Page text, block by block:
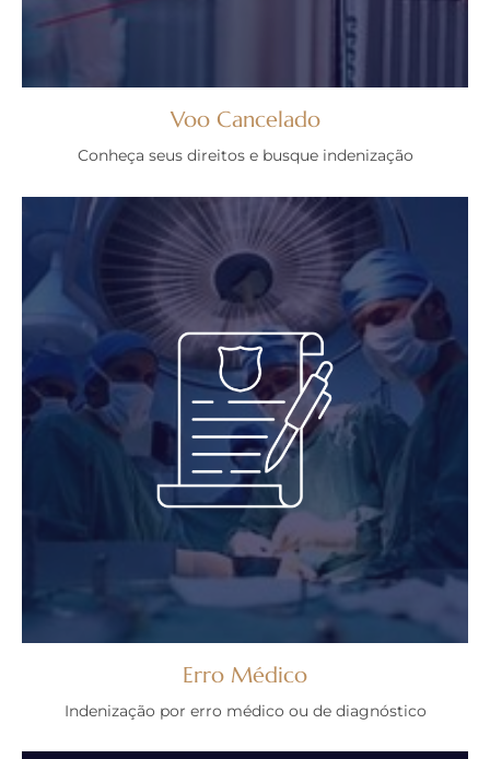
Voo Cancelado
Conheça seus direitos e busque indenização
Erro Médico
Indenização por erro médico ou de diagnóstico